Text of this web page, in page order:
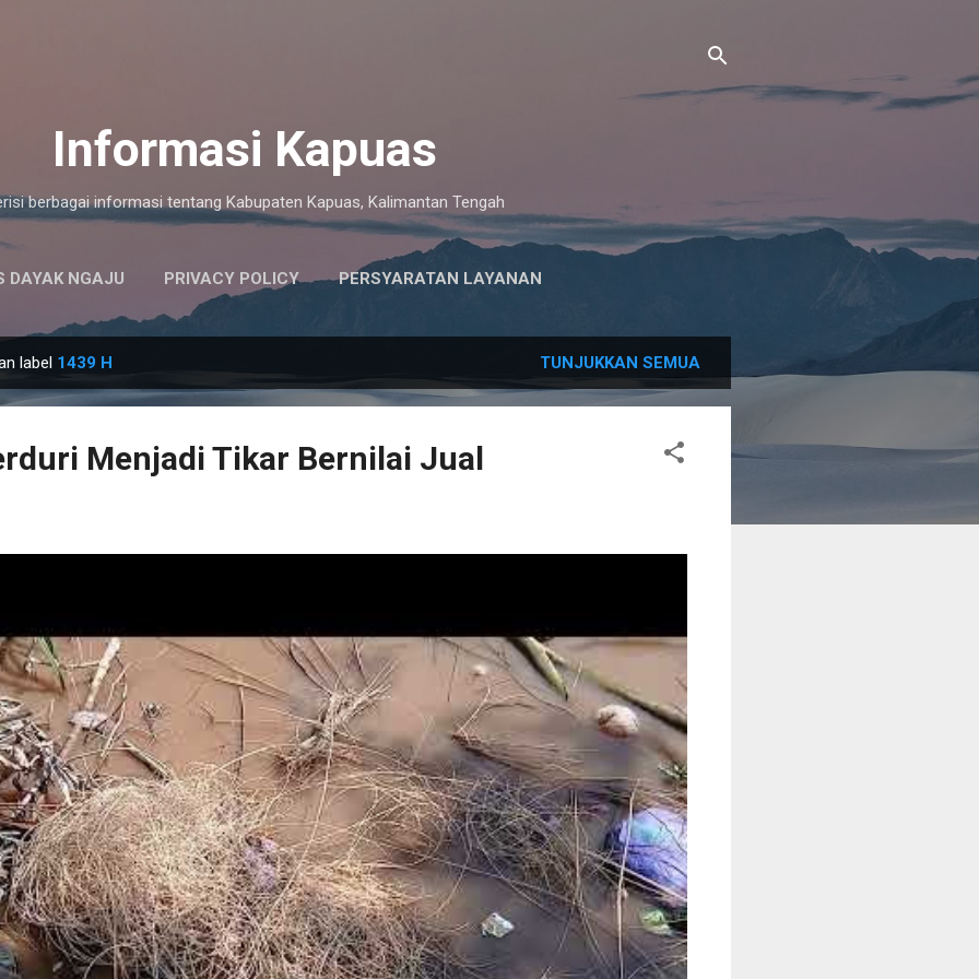
Informasi Kapuas
berbagai informasi tentang Kabupaten Kapuas, Kalimantan Tengah
DAYAK NGAJU PRIVACY POLICY PERSYARATAN LAYANAN
label 1439 H TUNJUKKAN SEMUA
Menjadi Tikar Bernilai Jual